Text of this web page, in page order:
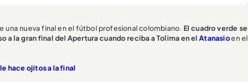
una nueva final en el fútbol profesional colombiano. El cuadro verde se
a la gran final del Apertura cuando reciba a Tolima en elAtanasioen el
hace ojitos a la final